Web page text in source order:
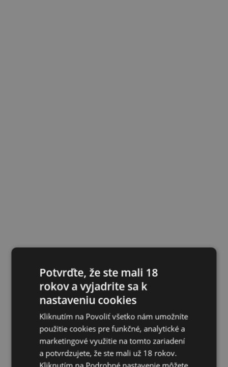
Potvrďte, že ste mali 18
rokov a vyjadrite sa k
nastaveniu cookies
Kliknutím na Povoliť všetko nám umožníte
použitie cookies pre funkčné, analytické a
marketingové využitie na tomto zariadení
a potvrdzujete, že ste mali už 18 rokov.